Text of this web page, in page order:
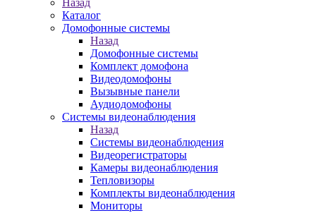
Назад
Каталог
Домофонные системы
Назад
Домофонные системы
Комплект домофона
Видеодомофоны
Вызывные панели
Аудиодомофоны
Системы видеонаблюдения
Назад
Системы видеонаблюдения
Видеорегистраторы
Камеры видеонаблюдения
Тепловизоры
Комплекты видеонаблюдения
Мониторы